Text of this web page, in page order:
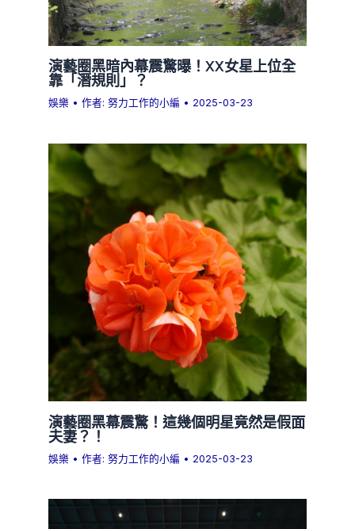
演藝圈黑暗內幕震驚曝！XX女星上位全
靠「潛規則」？
娛樂 • 作者:努力工作的小編 • 2025-03-23
演藝圈黑幕震驚！這幾個明星竟然是假面
夫妻？！
娛樂 • 作者:努力工作的小編 • 2025-03-23